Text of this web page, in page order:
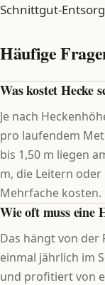
Schnittgut-
Häufige
Was kostet Hecke
Je nach
pro laufendem
bis 1,50 m liegen
m, die Leitern
Mehrfache kosten.
Wie oft muss eine
Das hängt von der
einmal jährlich im
und profitiert von